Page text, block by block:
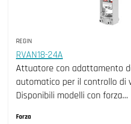
REGIN
RVAN18-24A
Attuatore con adattamento
automatico per il controllo di
Disponibili modelli con forza…
Forza